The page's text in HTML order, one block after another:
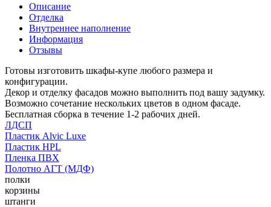
Описание
Отделка
Внутреннее наполнение
Информация
Отзывы
Готовы изготовить шкафы-купе любого размера и
конфигурации.
Декор и отделку фасадов можно выполнить под вашу задумку.
Возможно сочетание нескольких цветов в одном фасаде.
Бесплатная сборка в течение 1-2 рабочих дней.
ЛДСП
Пластик Alvic Luxe
Пластик HPL
Пленка ПВХ
Полотно АГТ (МДФ)
полки
корзины
штанги